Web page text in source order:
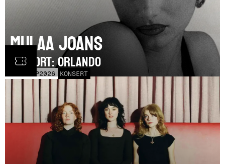
SEP2026 KONSERT
Mulaa Joans
SUPPORT: Orlando